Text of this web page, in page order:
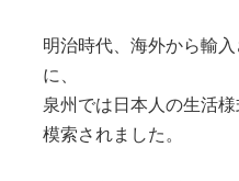
明治時代、海外から輸
に、
泉州では日本人の生活
模索されました。